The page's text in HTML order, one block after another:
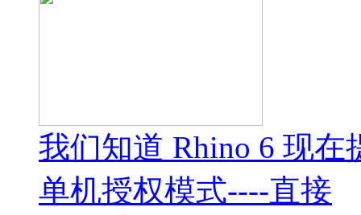
我们知道 Rhino 6 现
单机授权模式----直接